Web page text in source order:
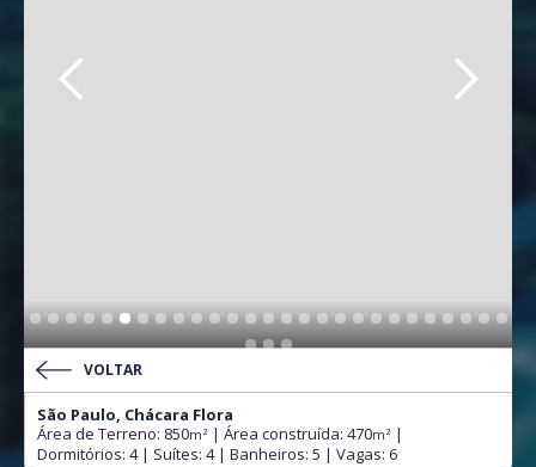
VOLTAR
São Paulo, Chácara Flora
Área de Terreno: 850m² | Área construída: 470m² |
Dormitórios: 4 | Suítes: 4 | Banheiros: 5 | Vagas: 6